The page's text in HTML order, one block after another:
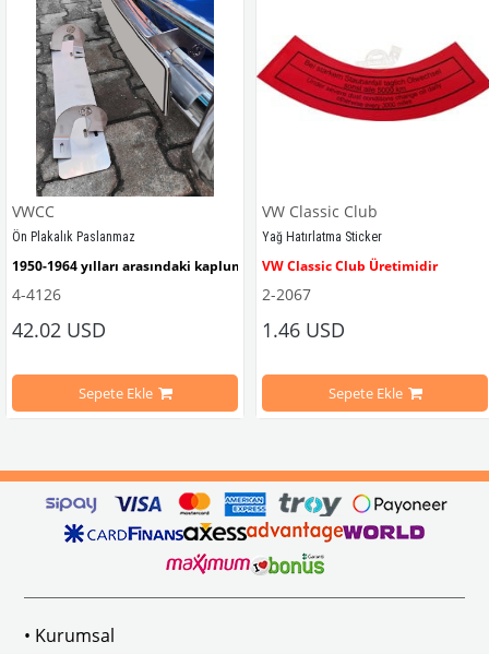
sürüş esnasında doğrudan gelen güneş ışığını keserek görüş
Ghia Modelleri İle Uyumludur
VWCC
Ön Plakalık Paslanmaz
1950-1964 yılları arasındaki kaplumbağa modelleri ile uyumludur.
VWC Parça No: 4-4126
4-4126
42.02 USD
Sepete Ekle
VW Classic Club
Yağ Hatırlatma Sticker
VW Classic Club Üretimidir
1960-1967 Yılları Arasındaki T1
1968-1979 Yılları Arasındaki T2
2-2067
1.46 USD
Sepete Ekle
• Kurumsal